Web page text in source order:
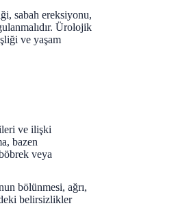
sabah ereksiyonu,
Ürolojik
ve yaşam
ve ilişki
bazen
veya
bölünmesi, ağrı,
belirsizlikler